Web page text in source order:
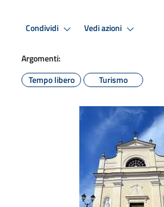
Condividi Vedi azioni
Argomenti:
Tempo libero
Turismo